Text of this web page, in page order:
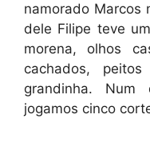
namorado Marcos
dele Filipe teve
morena, olhos
cachados,
grandinha. Num
jogamos cinco